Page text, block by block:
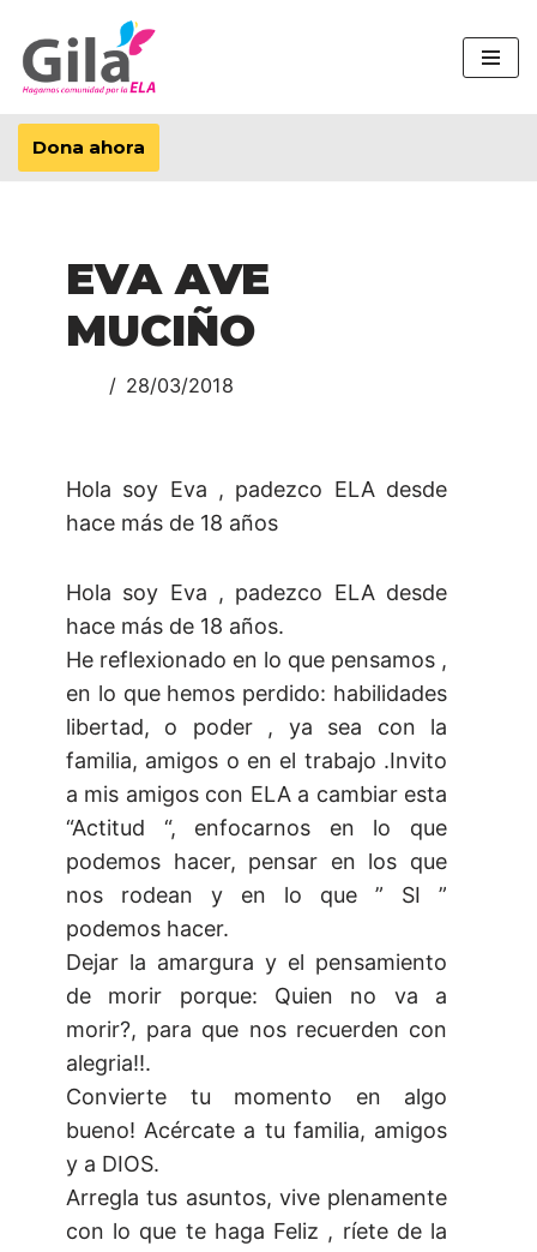
Saltar
al
contenido
Dona ahora
EVA AVE
MUCIÑO
28/03/2018
Hola soy Eva , padezco ELA desde
hace más de 18 años
Hola soy Eva , padezco ELA desde
hace más de 18 años.
He reflexionado en lo que pensamos ,
en lo que hemos perdido: habilidades
libertad, o poder , ya sea con la
familia, amigos o en el trabajo .Invito
a mis amigos con ELA a cambiar esta
“Actitud “, enfocarnos en lo que
podemos hacer, pensar en los que
nos rodean y en lo que ” SI ”
podemos hacer.
Dejar la amargura y el pensamiento
de morir porque: Quien no va a
morir?, para que nos recuerden con
alegria!!.
Convierte tu momento en algo
bueno! Acércate a tu familia, amigos
y a DIOS.
Arregla tus asuntos, vive plenamente
con lo que te haga Feliz , ríete de la